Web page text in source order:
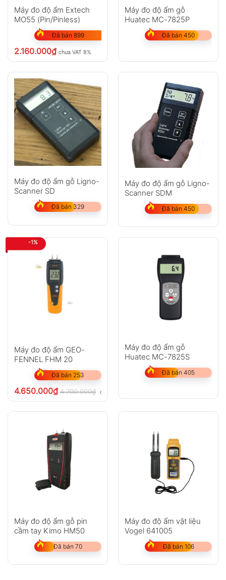
Máy đo độ ẩm Extech
MO55 (Pin/Pinless)
Đã bán 899
2.160.000₫ chưa VAT 8%
Máy đo độ ẩm gỗ
Huatec MC-7825P
Đã bán 450
Máy đo độ ẩm gỗ Ligno-
Scanner SD
Đã bán 329
Máy đo độ ẩm gỗ Ligno-
Scanner SDM
Đã bán 450
-1%
Máy đo độ ẩm GEO-
FENNEL FHM 20
Đã bán 253
4.650.000₫ 4.700.000₫ chưa VAT 8%
Máy đo độ ẩm gỗ
Huatec MC-7825S
Đã bán 405
Máy đo độ ẩm gỗ pin
cầm tay Kimo HM50
Đã bán 70
Máy đo độ ẩm vật liệu
Vogel 641005
Đã bán 106